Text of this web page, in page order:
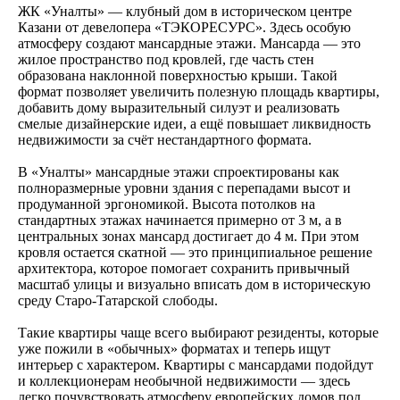
ЖК «Уналты» — клубный дом в историческом центре
Казани от девелопера «ТЭКОРЕСУРС». Здесь особую
атмосферу создают мансардные этажи. Мансарда — это
жилое пространство под кровлей, где часть стен
образована наклонной поверхностью крыши. Такой
формат позволяет увеличить полезную площадь квартиры,
добавить дому выразительный силуэт и реализовать
смелые дизайнерские идеи, а ещё повышает ликвидность
недвижимости за счёт нестандартного формата.
В «Уналты» мансардные этажи спроектированы как
полноразмерные уровни здания с перепадами высот и
продуманной эргономикой. Высота потолков на
стандартных этажах начинается примерно от 3 м, а в
центральных зонах мансард достигает до 4 м. При этом
кровля остается скатной — это принципиальное решение
архитектора, которое помогает сохранить привычный
масштаб улицы и визуально вписать дом в историческую
среду Старо‑Татарской слободы.
Такие квартиры чаще всего выбирают резиденты, которые
уже пожили в «обычных» форматах и теперь ищут
интерьер с характером. Квартиры с мансардами подойдут
и коллекционерам необычной недвижимости — здесь
легко почувствовать атмосферу европейских домов под